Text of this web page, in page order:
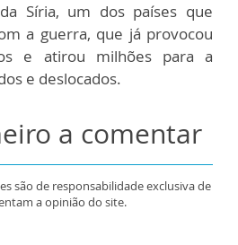
Síria, um dos países que
a guerra, que já provocou
e atirou milhões para a
e deslocados.
a comentar
são de responsabilidade exclusiva de
a opinião do site.